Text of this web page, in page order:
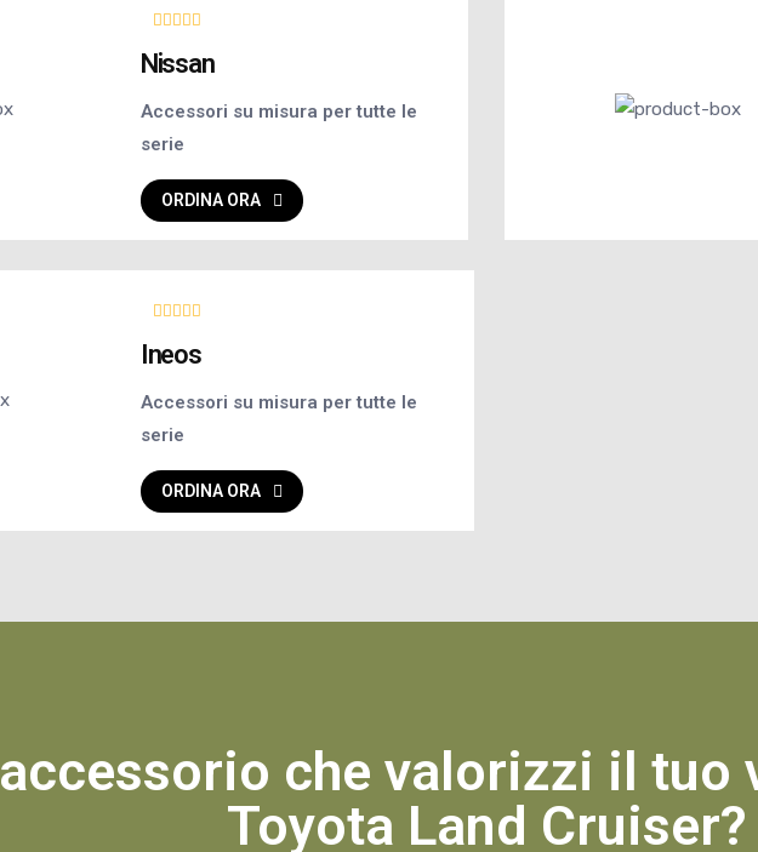
Nissan
Accessori su misura per tutte le
serie
ORDINA ORA
Ineos
Accessori su misura per tutte le
serie
ORDINA ORA
che valorizzi il tuo
Toyota Land Cruiser?